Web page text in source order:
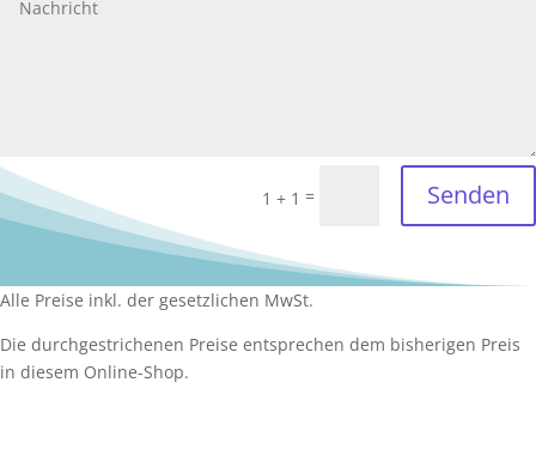
1 + 1 = Senden
Alle Preise inkl. der gesetzlichen MwSt.
Die durchgestrichenen Preise entsprechen dem bisherigen Preis
in diesem Online-Shop.